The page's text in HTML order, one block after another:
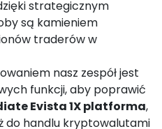
strategicznym
są kamieniem
traderów w
nasz zespół jest
funkcji, aby poprawić
Evista 1X platforma,
do handlu kryptowalutami